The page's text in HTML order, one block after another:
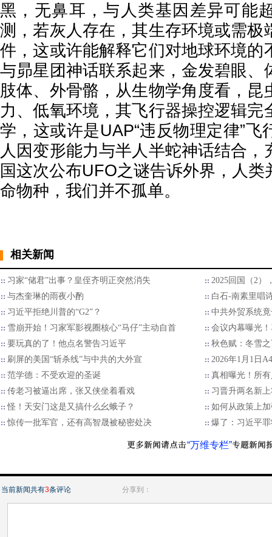
黑，无鼻耳，与人类基因差异可能
测，若灰人存在，其生存环境或需极
件，这或许能解释它们对地球环境的
与昴星团神话联系起来，金发碧眼、
肢体、外骨骼，从生物学角度看，昆
力、低氧环境，其飞行器操控逻辑完
学，这或许是UAP“违反物理定律”飞
人因变形能力与半人半蛇神话结合，
国这次公布UFO之谜告诉外界，人
命物种，我们并不孤单。
相关新闻
习家“储君”出事？皇侄齐明正突然消失
2025回国（2）
与杰奎琳的雨夜小酌
白石-南素里唱
习近平拒绝川普的“G2”？
中共外贸系统
雪崩开始！习家军影视圈核心“马仔”主动自首
会议内幕曝光
要玩真的了！他点名警告习近平
秋色赋：冬雪
刷屏的美国“斩杀线”与中共的大外宣
2026年1月1日
范学德：不受欢迎的圣诞
真相曝光！所
传老习被逼出席，张又侠坐着看戏
习晋升两名新
怪！天安门这是又搞什么幺蛾子？
如何从政策上
惊传一批军官，还有高智晟被秘密处决
爆了：习近平
“万维专栏”
当前新闻共有3条评论 分享到：